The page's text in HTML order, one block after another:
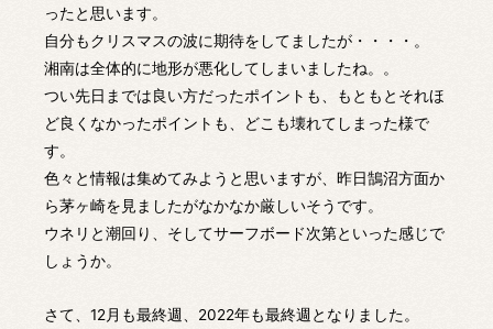
ったと思います。
自分もクリスマスの波に期待をしてましたが・・・・。
湘南は全体的に地形が悪化してしまいましたね。。
つい先日までは良い方だったポイントも、もともとそれほ
ど良くなかったポイントも、どこも壊れてしまった様で
す。
色々と情報は集めてみようと思いますが、昨日鵠沼方面か
ら茅ヶ崎を見ましたがなかなか厳しいそうです。
ウネリと潮回り、そしてサーフボード次第といった感じで
しょうか。
さて、12月も最終週、2022年も最終週となりました。